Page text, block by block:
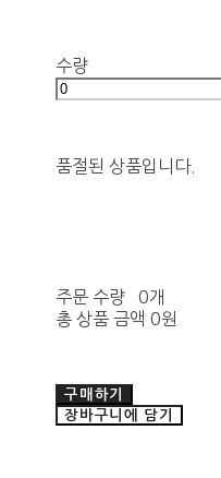
수량
품절된 상품입니다.
주문 수량
0개
총 상품 금액 0원
구매하기
장바구니에 담기